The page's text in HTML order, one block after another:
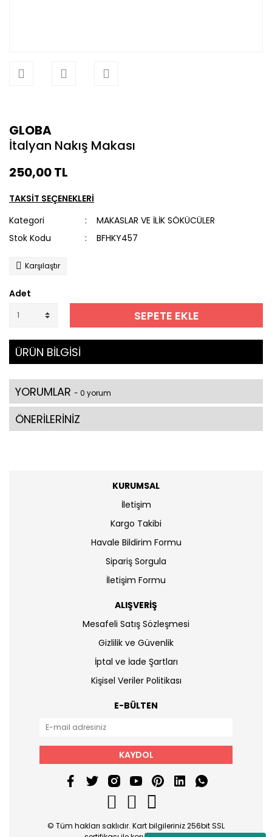
GLOBA
İtalyan Nakış Makası
250,00 TL
TAKSİT SEÇENEKLERİ
Kategori
MAKASLAR VE İLİK SÖKÜCÜLER
Stok Kodu
BFHKY457
Karşılaştır
Adet
SEPETE EKLE
ÜRÜN BİLGİSİ
YORUMLAR - 0 yorum
ÖNERİLERİNİZ
KURUMSAL
İletişim
Kargo Takibi
Havale Bildirim Formu
Sipariş Sorgula
İletişim Formu
ALIŞVERİŞ
Mesafeli Satış Sözleşmesi
Gizlilik ve Güvenlik
İptal ve İade Şartları
Kişisel Veriler Politikası
E-BÜLTEN
KAYDOL
© Tüm hakları saklıdır. Kart bilgileriniz 256bit SSL